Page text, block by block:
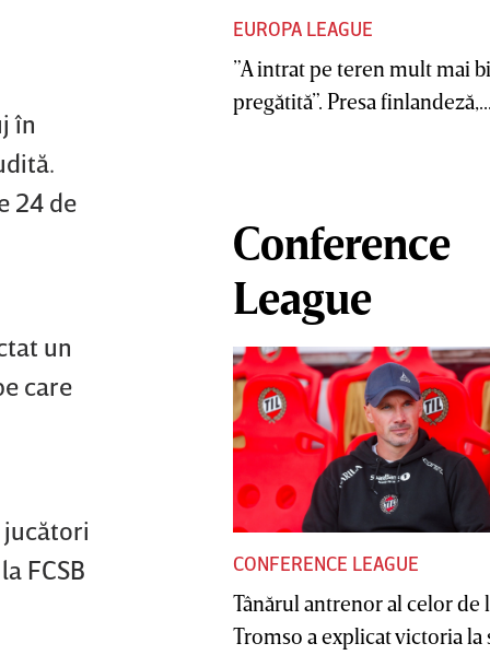
în
24 de
un
care
jucători
FCSB
EUROPA LEAGUE
”A intrat pe teren mult mai
pregătită”. Presa
Conference
League
CONFERENCE LEAGUE
Tânărul antrenor al celor de
Tromso a explicat victoria la